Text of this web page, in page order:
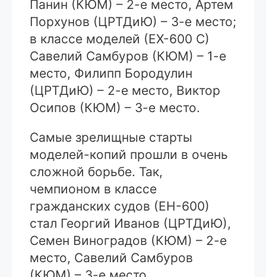
Панин (КЮМ) – 2-е место, Артем
Порхунов (ЦРТДиЮ) – 3-е место;
в классе моделей (ЕХ-600 С)
Савелий Самбуров (КЮМ) – 1-е
место, Филипп Бородулин
(ЦРТДиЮ) – 2-е место, Виктор
Осипов (КЮМ) – 3-е место.
Самые зрелищные старты
моделей-копий прошли в очень
сложной борьбе. Так,
чемпионом в классе
гражданских судов (ЕН-600)
стал Георгий Иванов (ЦРТДиЮ),
Семен Виноградов (КЮМ) – 2-е
место, Савелий Самбуров